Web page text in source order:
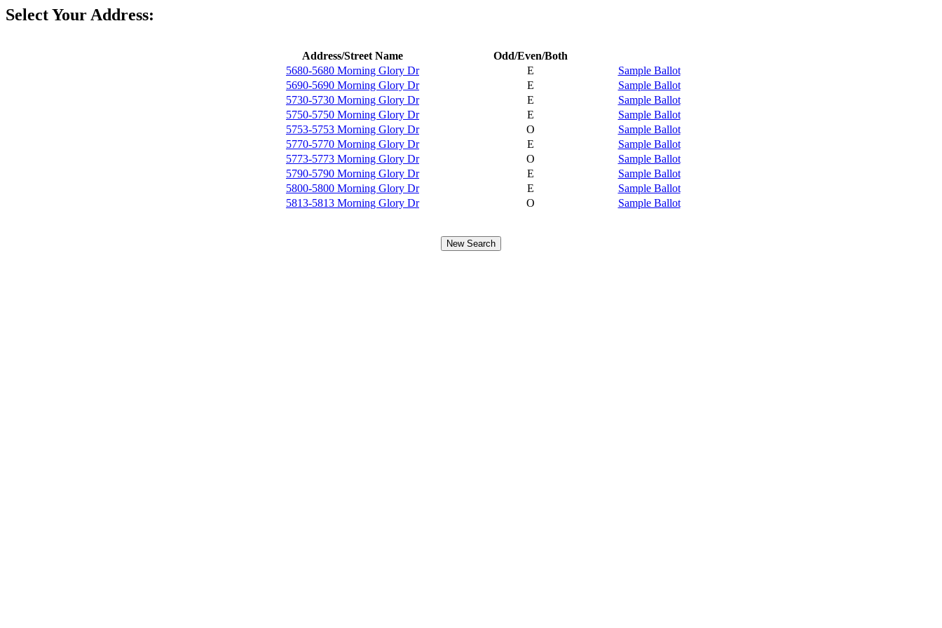
Select Your Address:
Address/Street Name
Odd/Even/Both
5680-5680 Morning Glory Dr
E
Sample Ballot
5690-5690 Morning Glory Dr
E
Sample Ballot
5730-5730 Morning Glory Dr
E
Sample Ballot
5750-5750 Morning Glory Dr
E
Sample Ballot
5753-5753 Morning Glory Dr
O
Sample Ballot
5770-5770 Morning Glory Dr
E
Sample Ballot
5773-5773 Morning Glory Dr
O
Sample Ballot
5790-5790 Morning Glory Dr
E
Sample Ballot
5800-5800 Morning Glory Dr
E
Sample Ballot
5813-5813 Morning Glory Dr
O Sample Ballot